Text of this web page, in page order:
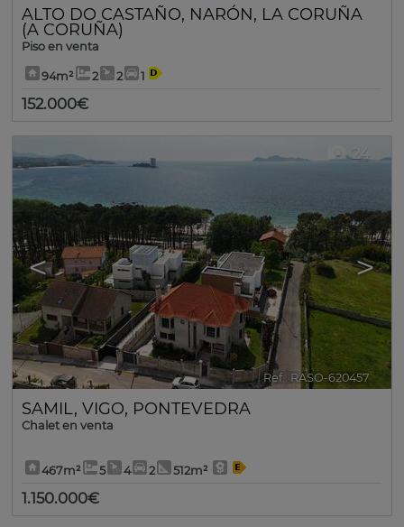
ALTO DO CASTAÑO, NARÓN, LA CORUÑA
(A CORUÑA)
Piso en venta
94m² 2 2 1
152.000€
< >
24
Ref.. RASO-620457 🔗
SAMIL , VIGO, PONTEVEDRA
Chalet en venta
467m² 5 4 2 512m²
1.150.000€